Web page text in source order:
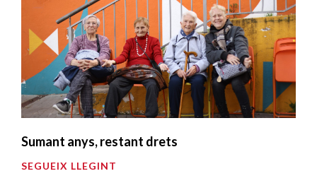
Sumant anys, restant drets
SEGUEIX LLEGINT